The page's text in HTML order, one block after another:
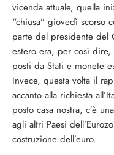
vicenda attuale, quella
“chiusa” giovedì scorso
parte del presidente del
estero era, per così
posti da Stati e monete
Invece, questa volta il
accanto alla richiesta
posto casa nostra, c’è
agli altri Paesi
costruzione dell’euro.